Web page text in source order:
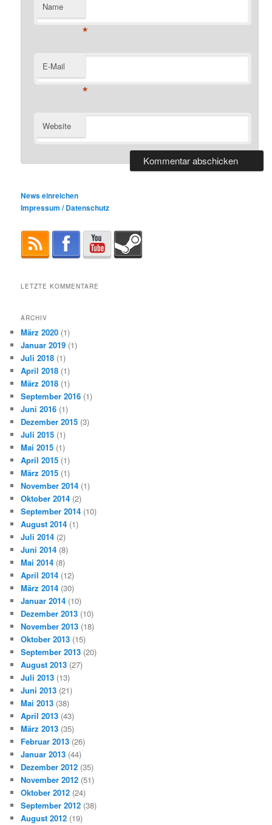
Name
*
E-Mail
*
Website
News einreichen
Impressum / Datenschutz
LETZTE KOMMENTARE
ARCHIV
März 2020 (1)
Januar 2019 (1)
Juli 2018 (1)
April 2018 (1)
März 2018 (1)
September 2016 (1)
Juni 2016 (1)
Dezember 2015 (3)
Juli 2015 (1)
Mai 2015 (1)
April 2015 (1)
März 2015 (1)
November 2014 (1)
Oktober 2014 (2)
September 2014 (10)
August 2014 (1)
Juli 2014 (2)
Juni 2014 (8)
Mai 2014 (8)
April 2014 (12)
März 2014 (30)
Januar 2014 (10)
Dezember 2013 (10)
November 2013 (18)
Oktober 2013 (15)
September 2013 (20)
August 2013 (27)
Juli 2013 (13)
Juni 2013 (21)
Mai 2013 (38)
April 2013 (43)
März 2013 (35)
Februar 2013 (26)
Januar 2013 (44)
Dezember 2012 (35)
November 2012 (51)
Oktober 2012 (24)
September 2012 (38)
August 2012 (19)